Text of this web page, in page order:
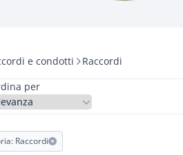
e condotti
Raccordi
per
Raccordi